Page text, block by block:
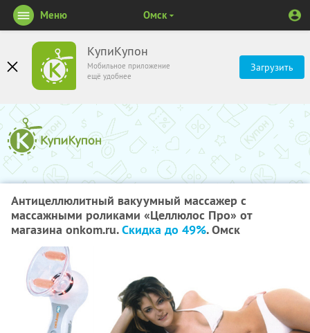
КупиКупон
Мобильное приложение
ещё удобнее
Загрузить
Меню Омск
Антицеллюлитный вакуумный массажер с
массажными роликами «Целлюлос Про» от
магазина onkom.ru.Скидка до 49%. Омск